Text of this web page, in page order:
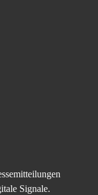
Signale.